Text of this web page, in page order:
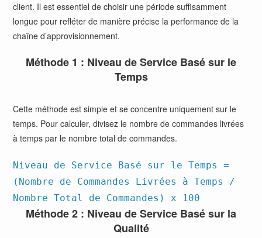
client. Il est essentiel de choisir une période suffisamment
longue pour refléter de manière précise la performance de la
chaîne d’approvisionnement.
Méthode 1 : Niveau de Service Basé sur le
Temps
Cette méthode est simple et se concentre uniquement sur le
temps. Pour calculer, divisez le nombre de commandes livrées
à temps par le nombre total de commandes.
Niveau de Service Basé sur le Temps =
(Nombre de Commandes Livrées à Temps /
Nombre Total de Commandes) x 100
Méthode 2 : Niveau de Service Basé sur la
Qualité